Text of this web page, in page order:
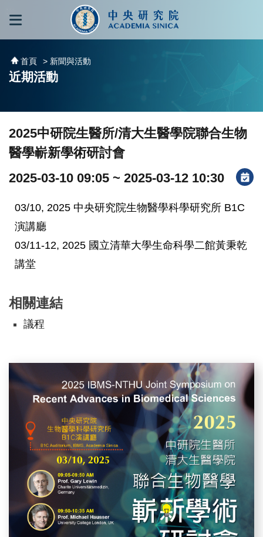
跳到主要內容區塊
首頁 > 新聞與活動
近期活動
2025中研院生醫所/清大生醫學院聯合生物
醫學嶄新學術研討會
2025-03-10 09:05 ~ 2025-03-12 10:30
03/10, 2025 中央研究院生物醫學科學研究所 B1C
演講廳
03/11-12, 2025 國立清華大學生命科學二館黃秉乾
講堂
相關連結
議程